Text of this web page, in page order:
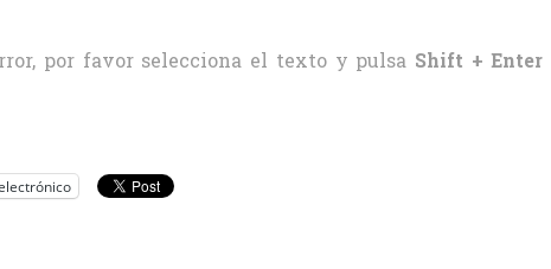
por favor selecciona el texto y pulsa Shift + Enter